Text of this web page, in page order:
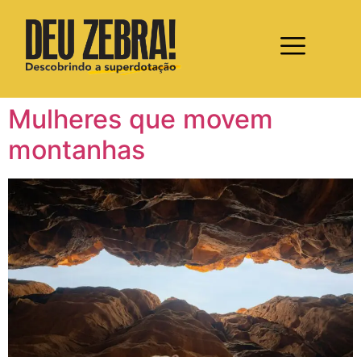
Mulheres que movem
montanhas